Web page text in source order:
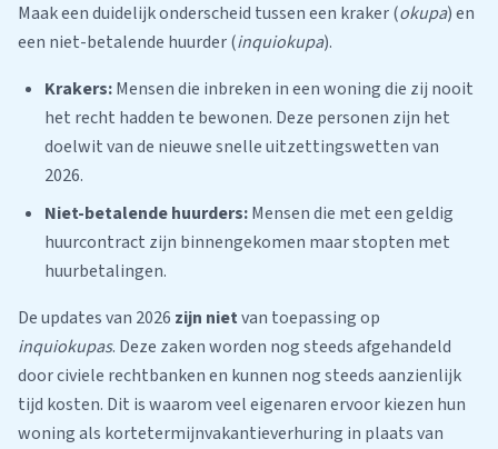
Maak een duidelijk onderscheid tussen een kraker (okupa) en
een niet-betalende huurder (inquiokupa).
Krakers:Mensen die inbreken in een woning die zij nooit
het recht hadden te bewonen. Deze personen zijn het
doelwit van de nieuwe snelle uitzettingswetten van
2026.
Niet-betalende huurders:Mensen die met een geldig
huurcontract zijn binnengekomen maar stopten met
huurbetalingen.
De updates van 2026 zijn nietvan toepassing op
inquiokupas. Deze zaken worden nog steeds afgehandeld
door civiele rechtbanken en kunnen nog steeds aanzienlijk
tijd kosten. Dit is waarom veel eigenaren ervoor kiezen hun
woning als kortetermijnvakantieverhuring in plaats van